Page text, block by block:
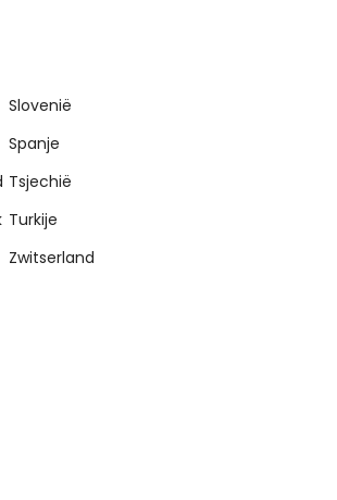
Slovenië
Spanje
Tsjechië
Turkije
Zwitserland